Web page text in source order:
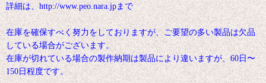
詳細は、http://www.peo.nara.jpまで
在庫を確保すべく努力をしておりますが、ご要望の多い製品は欠品
している場合がございます。
在庫が切れている場合の製作納期は製品により違いますが、60日〜
150日程度です。